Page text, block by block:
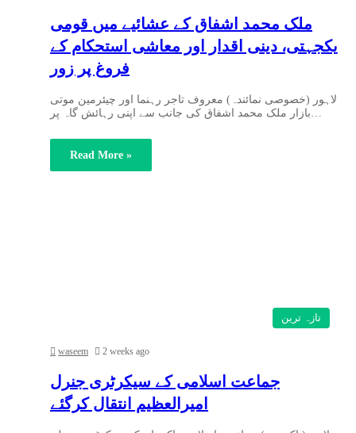
ملک محمد اشفاق کے عشائیے میں قومی
یکجہتی، دینی اقدار اور معاشی استحکام کے
فروغ پر زور
لاہور (خصوصی نمائندہ) معروف تاجر رہنما اور چیئرمین موتی
Read More »
تازہ ترین
waseem 2 weeks ago
جماعت اسلامی کے سیکرٹری جنرل
امیرالعظیم انتقال کرگئے